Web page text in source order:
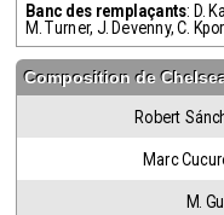
Banc des remplaçants: D.
M. Turner, J. Devenny,C.
Composition de
Robert
Marc
M.